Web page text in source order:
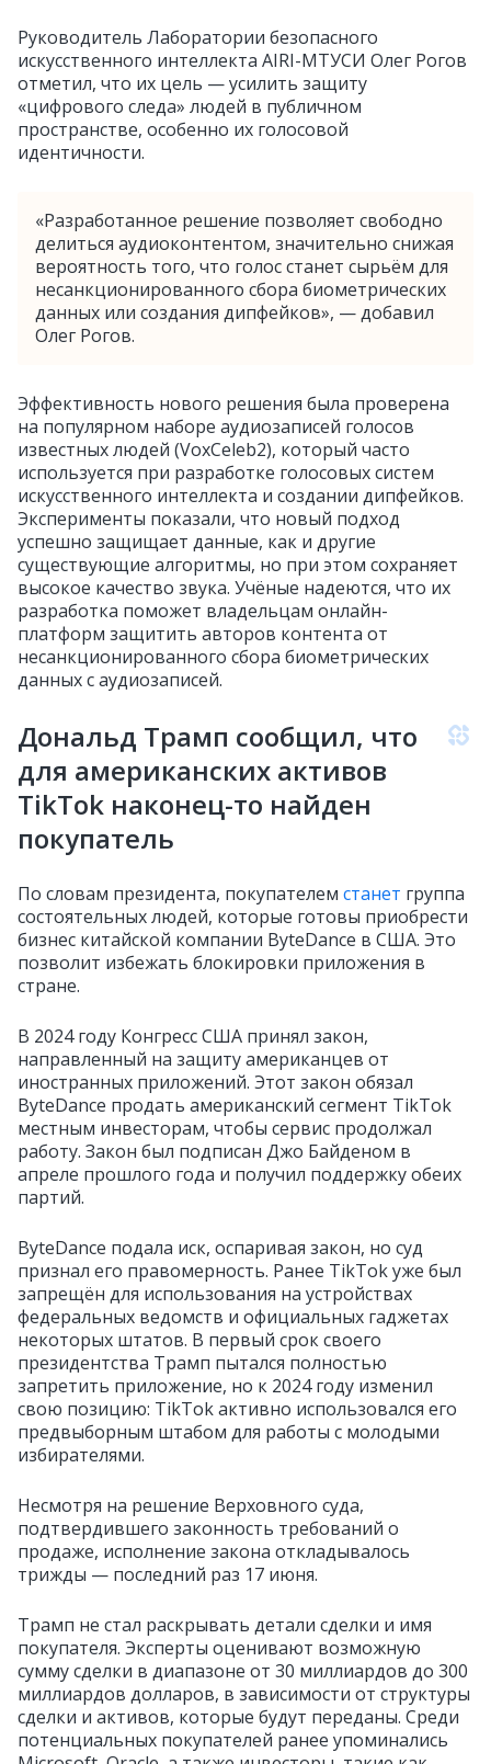
Руководитель Лаборатории безопасного
искусственного интеллекта AIRI-МТУСИ Олег Рогов
отметил, что их цель — усилить защиту
«цифрового следа» людей в публичном
пространстве, особенно их голосовой
идентичности.
«Разработанное решение позволяет свободно
делиться аудиоконтентом, значительно снижая
вероятность того, что голос станет сырьём для
несанкционированного сбора биометрических
данных или создания дипфейков», — добавил
Олег Рогов.
Эффективность нового решения была проверена
на популярном наборе аудиозаписей голосов
известных людей (VoxCeleb2), который часто
используется при разработке голосовых систем
искусственного интеллекта и создании дипфейков.
Эксперименты показали, что новый подход
успешно защищает данные, как и другие
существующие алгоритмы, но при этом сохраняет
высокое качество звука. Учёные надеются, что их
разработка поможет владельцам онлайн-
платформ защитить авторов контента от
несанкционированного сбора биометрических
данных с аудиозаписей.
Дональд Трамп сообщил, что
для американских активов
TikTok наконец-то найден
покупатель
По словам президента, покупателем станет группа
состоятельных людей, которые готовы приобрести
бизнес китайской компании ByteDance в США. Это
позволит избежать блокировки приложения в
стране.
В 2024 году Конгресс США принял закон,
направленный на защиту американцев от
иностранных приложений. Этот закон обязал
ByteDance продать американский сегмент TikTok
местным инвесторам, чтобы сервис продолжал
работу. Закон был подписан Джо Байденом в
апреле прошлого года и получил поддержку обеих
партий.
ByteDance подала иск, оспаривая закон, но суд
признал его правомерность. Ранее TikTok уже был
запрещён для использования на устройствах
федеральных ведомств и официальных гаджетах
некоторых штатов. В первый срок своего
президентства Трамп пытался полностью
запретить приложение, но к 2024 году изменил
свою позицию: TikTok активно использовался его
предвыборным штабом для работы с молодыми
избирателями.
Несмотря на решение Верховного суда,
подтвердившего законность требований о
продаже, исполнение закона откладывалось
трижды — последний раз 17 июня.
Трамп не стал раскрывать детали сделки и имя
покупателя. Эксперты оценивают возможную
сумму сделки в диапазоне от 30 миллиардов до 300
миллиардов долларов, в зависимости от структуры
сделки и активов, которые будут переданы. Среди
потенциальных покупателей ранее упоминались